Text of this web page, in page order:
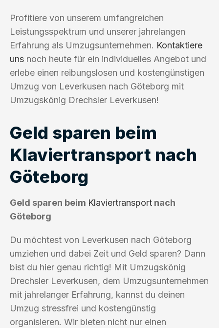
Profitiere von unserem umfangreichen
Leistungsspektrum und unserer jahrelangen
Erfahrung als Umzugsunternehmen. Kontaktiere
uns noch heute für ein individuelles Angebot und
erlebe einen reibungslosen und kostengünstigen
Umzug von Leverkusen nach Göteborg mit
Umzugskönig Drechsler Leverkusen!
Geld sparen beim
Klaviertransport nach
Göteborg
Geld sparen beim Klaviertransport nach
Göteborg
Du möchtest von Leverkusen nach Göteborg
umziehen und dabei Zeit und Geld sparen? Dann
bist du hier genau richtig! Mit Umzugskönig
Drechsler Leverkusen, dem Umzugsunternehmen
mit jahrelanger Erfahrung, kannst du deinen
Umzug stressfrei und kostengünstig
organisieren. Wir bieten nicht nur einen